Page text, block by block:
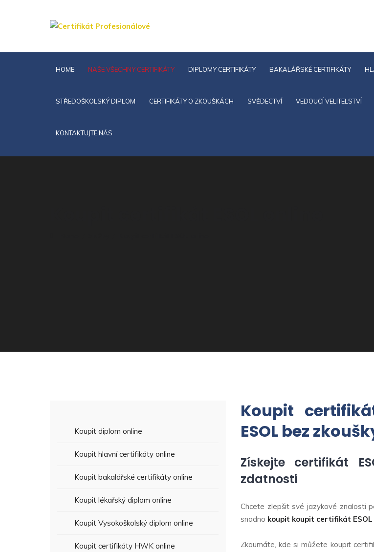
HOME NAŠE VŠECHNY CERTIFIKÁTY DIPLOMY CERTIFIKÁTY BAKALÁŘSKÉ CERTIFIKÁTY
STŘEDOŠKOLSKÝ DIPLOM CERTIFIKÁTY O ZKOUŠKÁCH SVĚDECTVÍ VEDOUCÍ VELITELSTVÍ
KONTAKTUJTE NÁS
Koupit diplom online
Koupit hlavní certifikáty online
Koupit bakalářské certifikáty online
Koupit lékařský diplom online
Koupit Vysokoškolský diplom online
Koupit certifikáty HWK online
Koupit
ESOL bez
Získejte certifikát
zdatnosti
Chcete zlepšit své jazykové znalosti
snadno koupit koupit certifikát ESOL
Zkoumáte, kde si můžete koupit